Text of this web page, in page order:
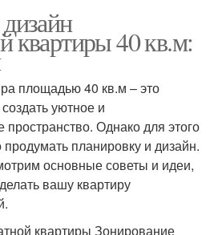
квартиры 40 кв.м:
площадью 40 кв.м – это
уютное и
Однако для этого
планировку и дизайн.
основные советы и идеи,
вашу квартиру
квартиры Зонирование